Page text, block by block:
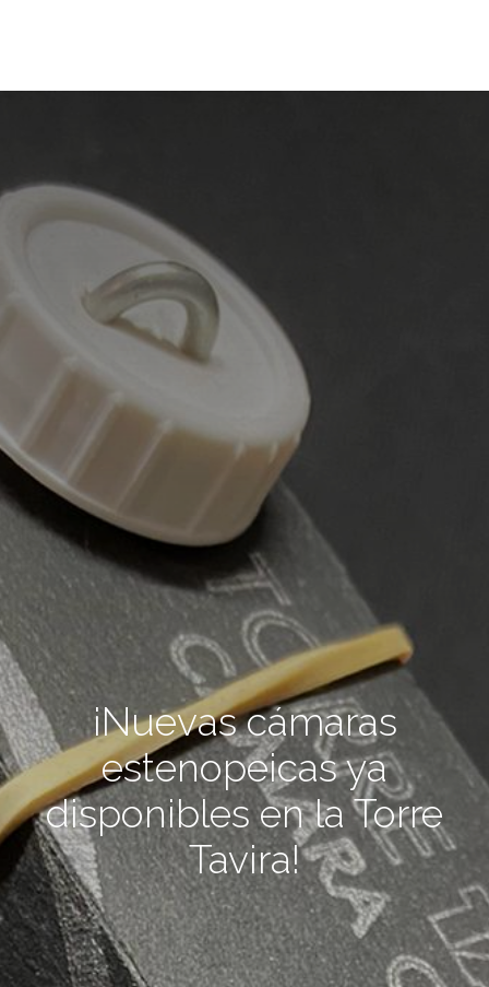
¡Nuevas cámaras
estenopeicas ya
disponibles en la Torre
Tavira!